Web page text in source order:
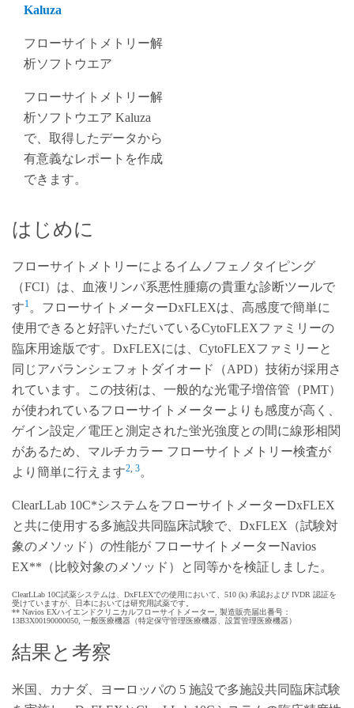
Kaluza
‌フローサイトメトリー解
析ソフトウエア
フローサイトメトリー解
析ソフトウエア Kaluza
で、取得したデータから
有意義なレポートを作成
できます。
‌はじめに
フローサイトメトリーによるイムノフェノタイピング
（FCI）は、血液リンパ系悪性腫瘍の貴重な診断ツールで
す1。フローサイトメーターDxFLEXは、高感度で簡単に
使用できると好評いただいているCytoFLEXファミリーの
臨床用途版です。DxFLEXには、CytoFLEXファミリーと
同じアバランシェフォトダイオード（APD）技術が採用さ
れています。この技術は、一般的な光電子増倍管（PMT）
が使われているフローサイトメーターよりも感度が高く、
ゲイン設定／電圧と測定された蛍光強度との間に線形相関
があるため、マルチカラー フローサイトメトリー検査が
より簡単に行えます2, 3。
ClearLLab 10C*システムをフローサイトメーターDxFLEX
と共に使用する多施設共同臨床試験で、DxFLEX（試験対
象のメソッド）の性能が フローサイトメーターNavios
EX**（比較対象のメソッド）と同等かを検証しました。
ClearLLab 10C試薬システムは、DxFLEXでの使用において、510 (k) 承認および IVDR 認証を
受けていますが、日本においては研究用試薬です。
** Navios EXハイエンドクリニカルフローサイトメーター, 製造販売届出番号：
13B3X00190000050, 一般医療機器（特定保守管理医療機器、設置管理医療機器）
‌結果と考察
米国、カナダ、ヨーロッパの 5 施設で多施設共同臨床試験